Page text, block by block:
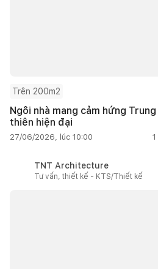
Trên 200m2
Ngôi nhà mang cảm hứng
thiên hiện đại
27/06/2026, lúc 10:00 1
TNT Architecture
Tư vấn, thiết kế - KTS/Thiết kế